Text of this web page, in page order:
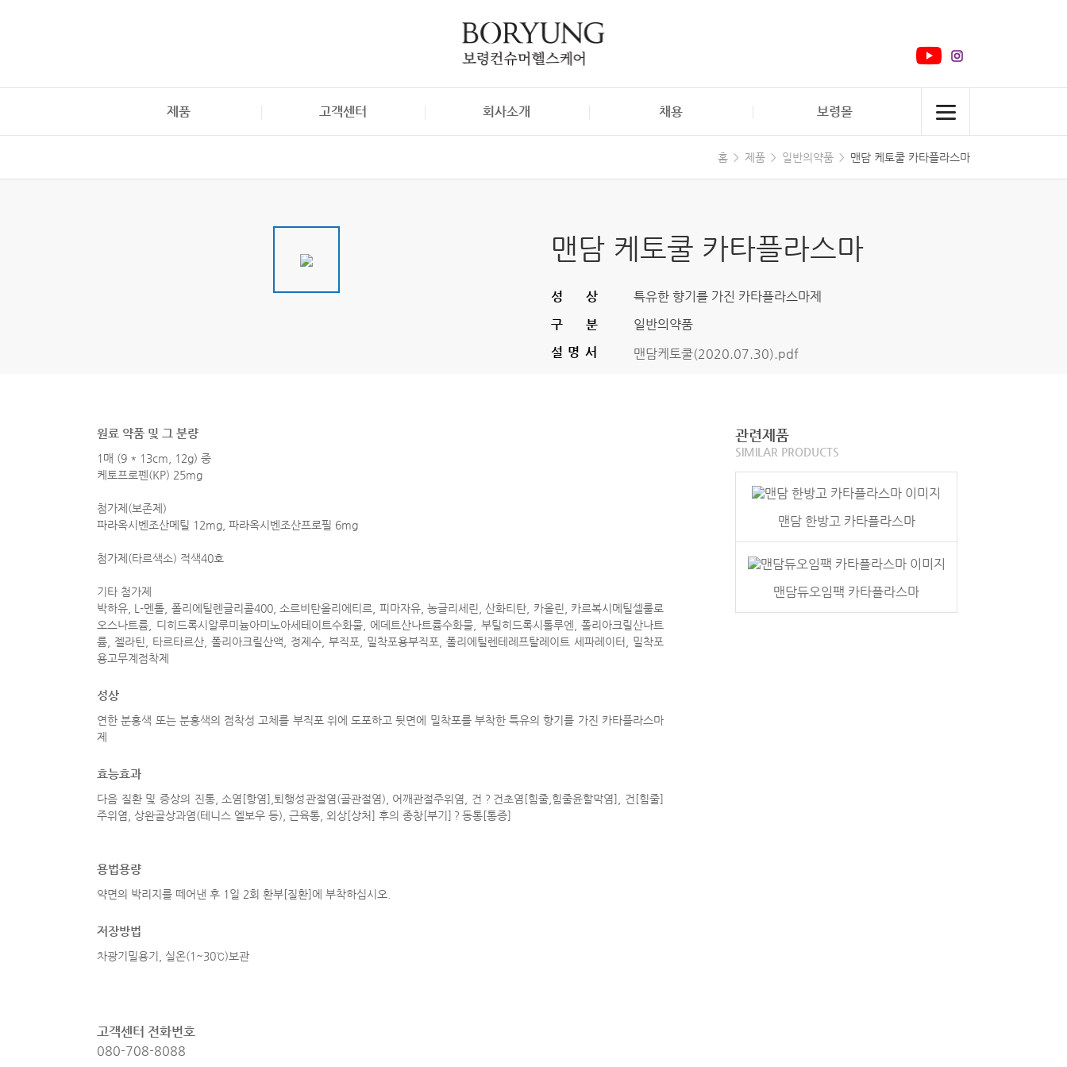
제품 고객센터 회사소개 채용 보령몰
홈 제품 일반의약품 맨담 케토쿨 카타플라스마
맨담 케토쿨 카타플라스마
성상
특유한 향기를 가진 카타플라스마제
구분
일반의약품
설명서
맨담케토쿨(2020.07.30).pdf
원료 약품 및 그 분량
1매 (9 * 13cm, 12g) 중
케토프로펜(KP) 25mg
첨가제(보존제)
파라옥시벤조산메틸 12mg, 파라옥시벤조산프로필 6mg
첨가제(타르색소) 적색40호
기타 첨가제
박하유, L-멘톨, 폴리에틸렌글리콜400, 소르비탄올리에티르, 피마자유, 농글리세린, 산화티탄, 카올린, 카르복시메틸셀룰로
오스나트륨, 디히드록시알루미늄아미노아세테이트수화물, 에데트산나트륨수화물, 부틸히드록시톨루엔, 폴리아크릴산나트
륨, 젤라틴, 타르타르산, 폴리아크릴산액, 정제수, 부직포, 밀착포용부직포, 폴리에틸렌테레프탈레이트 세파레이터, 밀착포
용고무계점착제
성상
연한 분홍색 또는 분홍색의 점착성 고체를 부직포 위에 도포하고 뒷면에 밀착포를 부착한 특유의 향기를 가진 카타플라스마
제
효능효과
다음 질환 및 증상의 진통, 소염[항염],퇴행성관절염(골관절염), 어깨관절주위염, 건？건초염[힘줄,힘줄윤할막염], 건[힘줄]
주위염, 상완골상과염(테니스 엘보우 등), 근육통, 외상[상처] 후의 종창[부기]？동통[통증]
용법용량
약면의 박리지를 떼어낸 후 1일 2회 환부[질환]에 부착하십시오.
저장방법
차광기밀용기, 실온(1~30℃)보관
고객센터 전화번호
080-708-8088
관련제품
SIMILAR PRODUCTS
맨담 한방고 카타플라스마
맨담듀오임팩 카타플라스마